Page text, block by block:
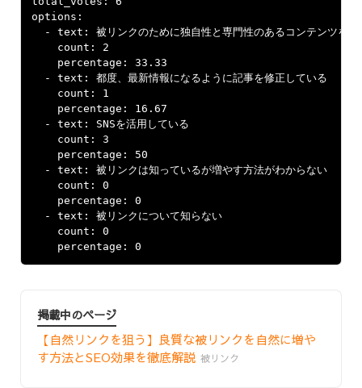
options:
- text: 被リンクのために独自性と専門性のあるコンテンツを盛
    count: 2
    percentage: 33.33
  - text: 都度、最新情報になるように記事を修正している
    count: 1
    percentage: 16.67
  - text: SNSを活用している
    count: 3
    percentage: 50
  - text: 被リンクは知っているが増やす方法がわからない
    count: 0
    percentage: 0
  - text: 被リンクについて知らない
    count: 0
掲載中のページ
【自然リンクを狙う】良質な被リンクを自然に増や
す方法とSEO効果を徹底解説 被リンク